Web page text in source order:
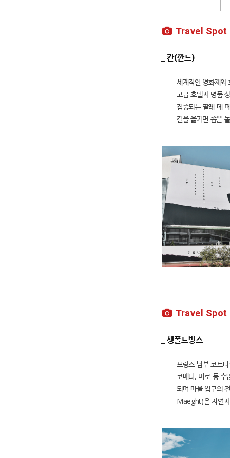
Travel Spot
_ 칸(깐느)
세계적인 영화제
고급 호텔과 명품
집중되는 팔레 데
길을 옮기면 좁은
Travel Spot
_ 생폴드방스
프랑스 남부 코트
코메티, 미로 등 수
되며 마을 입구의
Maeght)은 자연과